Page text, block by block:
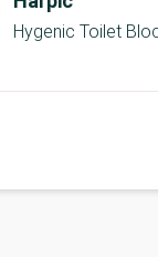
Hygenic Toilet